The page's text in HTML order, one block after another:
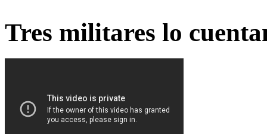
Tres militares lo